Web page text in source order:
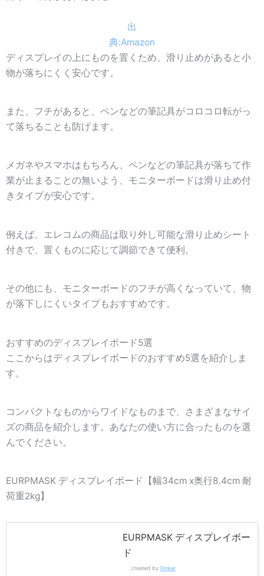
出
典:Amazon
ディスプレイの上にものを置くため、滑り止めがあると小
物が落ちにくく安心です。
また、フチがあると、ペンなどの筆記具がコロコロ転がっ
て落ちることも防げます。
メガネやスマホはもちろん、ペンなどの筆記具が落ちて作
業が止まることの無いよう、モニターボードは滑り止め付
きタイプが安心です。
例えば、エレコムの商品は取り外し可能な滑り止めシート
付きで、置くものに応じて調節できて便利。
その他にも、モニターボードのフチが高くなっていて、物
が落下しにくいタイプもおすすめです。
おすすめのディスプレイボード5選
ここからはディスプレイボードのおすすめ5選を紹介しま
す。
コンパクトなものからワイドなものまで、さまざまなサイ
ズの商品を紹介します。あなたの使い方に合ったものを選
んでください。
EURPMASK ディスプレイボード【幅34cm x奥行8.4cm 耐
荷重2kg】
EURPMASK ディスプレイボー
ド
created by Rinker